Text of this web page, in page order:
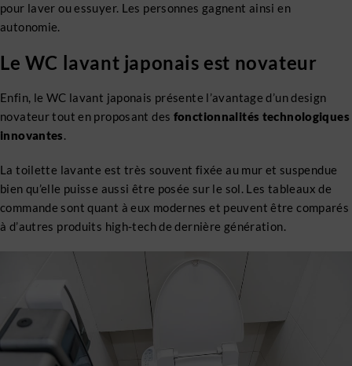
pour laver ou essuyer. Les personnes gagnent ainsi en
autonomie.
Le WC lavant japonais est novateur
Enfin, le WC lavant japonais présente l’avantage d’un design
novateur tout en proposant des fonctionnalités technologiques
innovantes.
La toilette lavante est très souvent fixée au mur et suspendue
bien qu’elle puisse aussi être posée sur le sol. Les tableaux de
commande sont quant à eux modernes et peuvent être comparés
à d’autres produits high-tech de dernière génération.